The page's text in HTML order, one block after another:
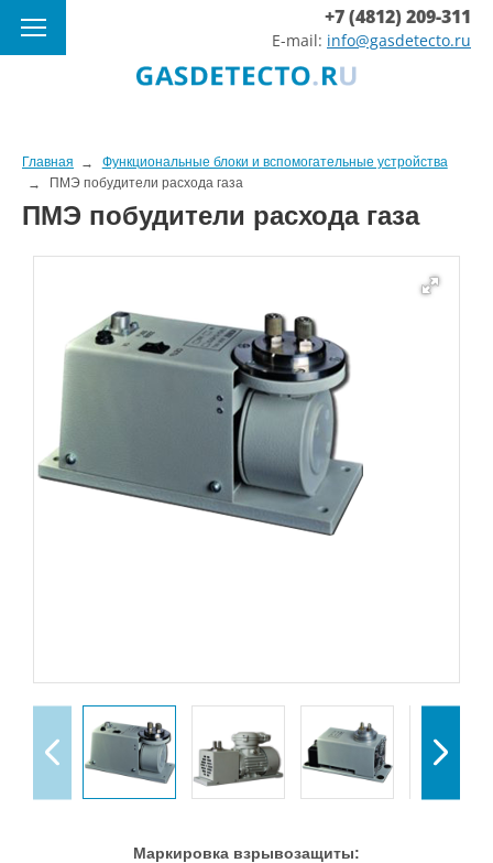
+7 (4812) 209-311
E-mail: info@gasdetecto.ru
Главная
Функциональные блоки и вспомогательные устройства
ПМЭ побудители расхода газа
ПМЭ побудители расхода газа
Маркировка взрывозащиты: